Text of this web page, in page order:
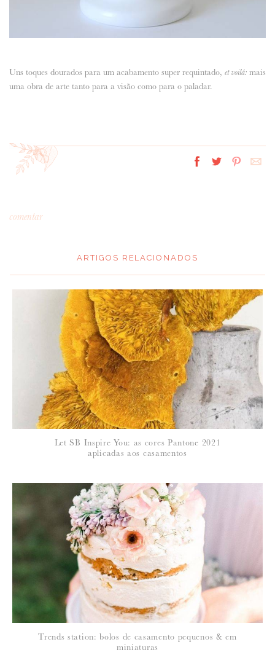
Uns toques dourados para um acabamento super requintado, et voilá: mais
uma obra de arte tanto para a visão como para o paladar.
comentar
Para saber como tratamos e protegemos os seus dados, leia a nossa
política de privacidade
ARTIGOS RELACIONADOS
Let SB Inspire You: as cores Pantone 2021
aplicadas aos casamentos
Trends station: bolos de casamento pequenos & em
miniaturas